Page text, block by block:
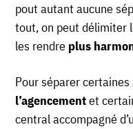
pout autant aucune
tout, on peut délimiter
les rendre plus
Pour séparer
l’agencementet
central accompagné